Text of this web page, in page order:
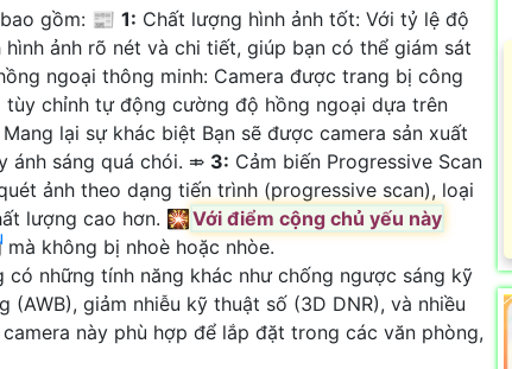
gồm: 📰 1: Chất lượng hình ảnh tốt: Với tỷ lệ độ
ảnh rõ nét và chi tiết, giúp bạn có thể giám sát
ngoại thông minh: Camera được trang bị công
chỉnh tự động cường độ hồng ngoại dựa trên
lại sự khác biệt Bạn sẽ được camera sản xuất
ánh sáng quá chói. ⤃ 3: Cảm biến Progressive Scan
ảnh theo dạng tiến trình (progressive scan), loại
lượng cao hơn. 🎇Với điểm cộng chủ yếu này
không bị nhoè hoặc nhòe.
có những tính năng khác như chống ngược sáng kỹ
giảm nhiễu kỹ thuật số (3D DNR), và nhiều
này phù hợp để lắp đặt trong các văn phòng,